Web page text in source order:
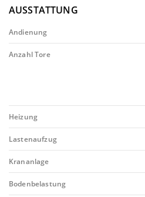
AUSSTATTUNG
Andienung
Anzahl Tore
Heizung
Lastenaufzug
Krananlage
Bodenbelastung